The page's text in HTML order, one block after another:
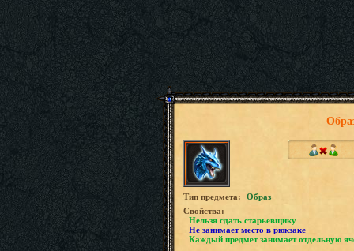
Tип предмета:
Образ
Свойства:
Нельзя сдать старьевщику
Не занимает место в рюкзаке
Каждый предмет занимает отдельную